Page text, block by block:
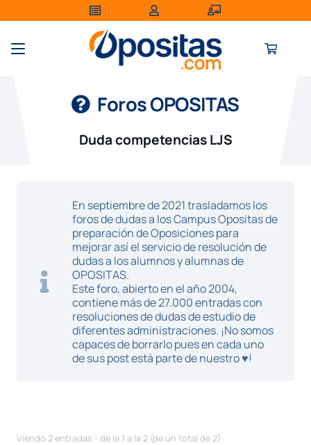
Foros OPOSITAS
Duda competencias LJS
En septiembre de 2021 trasladamos los
foros de dudas a los Campus Opositas de
preparación de Oposiciones para
mejorar así el servicio de resolución de
dudas a los alumnos y alumnas de
OPOSITAS.
Este foro, abierto en el año 2004,
contiene más de 27.000 entradas con
resoluciones de dudas de estudio de
diferentes administraciones. ¡No somos
capaces de borrarlo pues en cada uno
de sus post está parte de nuestro ♥!
Viendo 2 entradas - de la 1 a la 2 (de un total de 2)